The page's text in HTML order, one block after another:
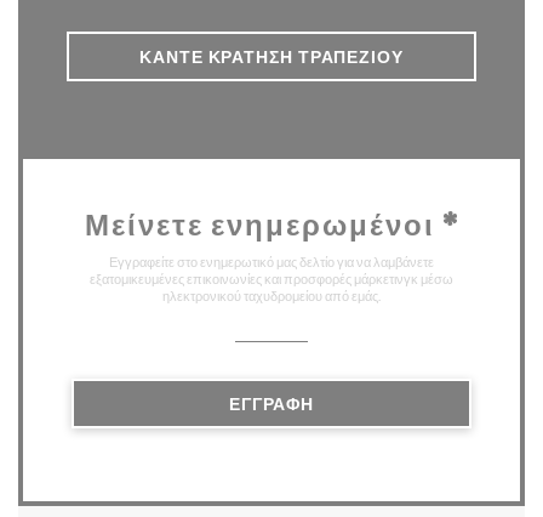
ΚΆΝΤΕ ΚΡΆΤΗΣΗ ΤΡΑΠΕΖΙΟΎ
Μείνετε ενημερωμένοι *
Εγγραφείτε στο ενημερωτικό μας δελτίο για να λαμβάνετε
εξατομικευμένες επικοινωνίες και προσφορές μάρκετινγκ μέσω
ηλεκτρονικού ταχυδρομείου από εμάς.
ΕΓΓΡΑΦΉ